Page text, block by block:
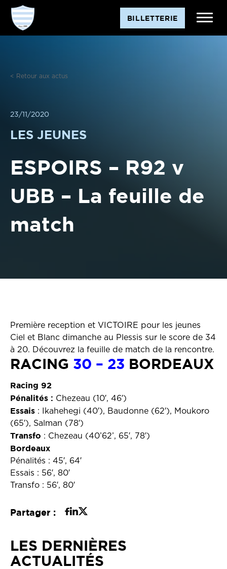
Aller
contenu
BILLETTERIE
< Retour aux actus
23/11/2020
LES JEUNES
ESPOIRS – R92 v
UBB – La feuille de
match
Première reception et VICTOIRE pour les jeunes
Ciel et Blanc dimanche au Plessis sur le score de 34
à 20. Découvrez la feuille de match de la rencontre.
RACING 30 – 23 BORDEAUX
Racing 92
Pénalités : Chezeau (10′, 46′)
Essais : Ikahehegi (40′), Baudonne (62′), Moukoro
(65′), Salman (78′)
Transfo : Chezeau (40’62’, 65′, 78′)
Bordeaux
Pénalités : 45′, 64′
Essais : 56′, 80′
Transfo : 56′, 80′
Partager :
LES DERNIÈRES
ACTUALITÉS